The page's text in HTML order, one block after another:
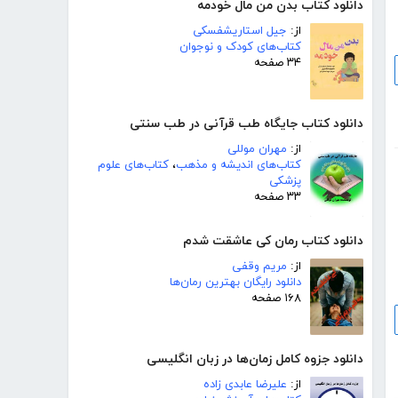
دانلود کتاب بدن من مال خودمه
از: جیل استاریشفسکی
کتاب‌های کودک و نوجوان
۳۴ صفحه
دانلود کتاب جایگاه طب قرآنی در طب سنتی
از: مهران موللی
کتاب‌های اندیشه و مذهب، کتاب‌های علوم
پزشکی
۳۳ صفحه
دانلود کتاب رمان کی عاشقت شدم
از: مریم وقفی
دانلود رایگان بهترین رمان‌ها
۱۶۸ صفحه
دانلود جزوه کامل زمان‌ها در زبان انگلیسی
از: علیرضا عابدی زاده